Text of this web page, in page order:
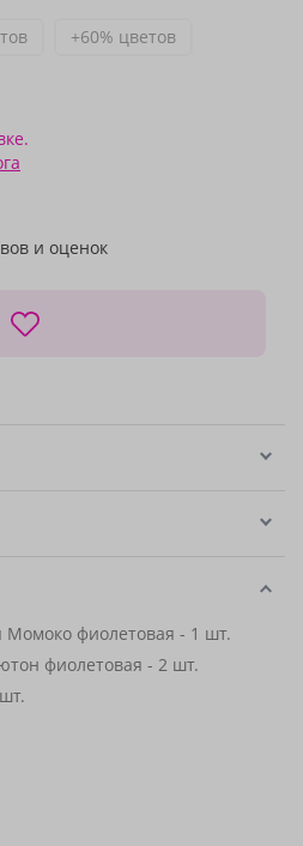
+60% цветов
и оценок
Момоко фиолетовая - 1 шт.
фиолетовая - 2 шт.